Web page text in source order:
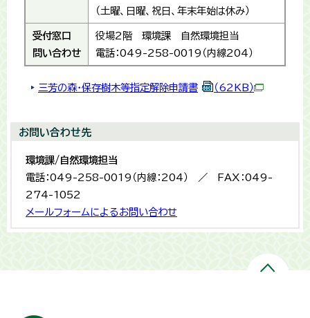
（土曜、日曜、祝日、年末年始は休み）
受付窓口
問い合わせ
役場2階 環境課 自然環境担当
電話：049-258-0019（内線204）
三芳の森・保存樹木等指定解除申請書 （62KB）
お問い合わせ先
環境課/自然環境担当
電話：049-258-0019（内線：204） ／ FAX：049-
274-1052
メールフォームによるお問い合わせ